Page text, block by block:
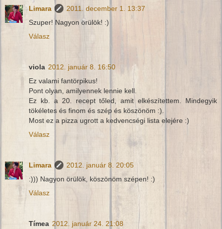
Limara
2011. december 1. 13:37
Szuper! Nagyon örülök! :)
Válasz
viola 2012. január 8. 16:50
Ez valami fantörpikus!
Pont olyan, amilyennek lennie kell.
Ez kb. a 20. recept tőled, amit elkészítettem. Mindegyik
tökéletes és finom és szép és köszönöm :).
Most ez a pizza ugrott a kedvencségi lista elejére :)
Válasz
Limara
2012. január 8. 20:05
:))) Nagyon örülök, köszönöm szépen! :)
Válasz
Tímea 2012. január 24. 21:08